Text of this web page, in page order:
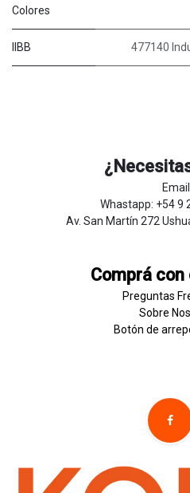
Colores
IIBB 477140
Whastapp: +54 9
Av. San Martín 272
Comprá
Preguntas
Sobre
Botón de ​arre